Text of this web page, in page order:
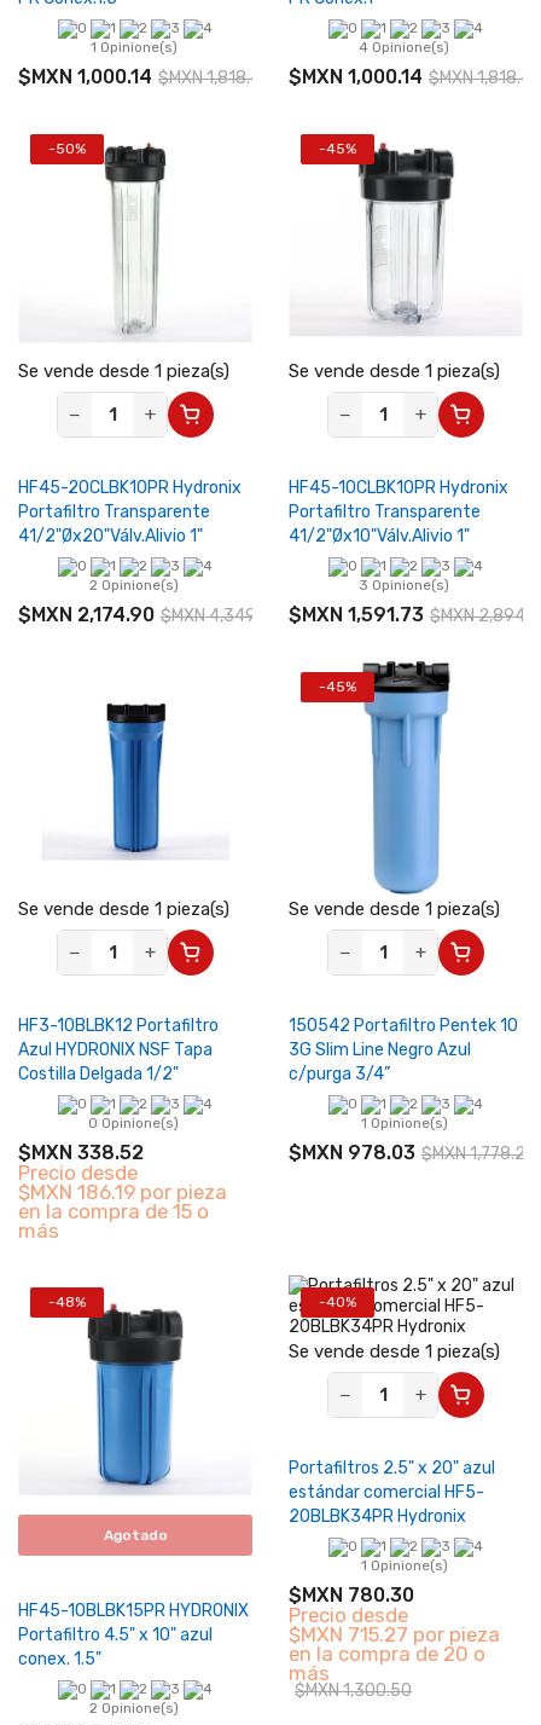
1 Opinione(s)
$MXN 1,000.14 $MXN 1,818.44
4 Opinione(s)
$MXN 1,000.14 $MXN 1,818.44
-50%
Se vende desde 1 pieza(s)
−
+
HF45-20CLBK10PR Hydronix
Portafiltro Transparente
41/2"Øx20"Válv.Alivio 1"
2 Opinione(s)
$MXN 2,174.90 $MXN 4,349.80
-45%
Se vende desde 1 pieza(s)
−
+
HF45-10CLBK10PR Hydronix
Portafiltro Transparente
41/2"Øx10"Válv.Alivio 1"
3 Opinione(s)
$MXN 1,591.73 $MXN
Se vende desde 1 pieza(s)
−
+
HF3-10BLBK12 Portafiltro
Azul HYDRONIX NSF Tapa
Costilla Delgada 1/2"
0 Opinione(s)
$MXN 338.52
Precio desde
$MXN 186.19 por pieza
en la compra de 15 o
más
-45%
Se vende desde 1 pieza(s)
−
+
150542 Portafiltro Pentek 10
3G Slim Line Negro Azul
c/purga 3/4”
1 Opinione(s)
$MXN 978.03 $MXN 1,778.23
-48%
Agotado
HF45-10BLBK15PR HYDRONIX
Portafiltro 4.5" x 10" azul
conex. 1.5"
2 Opinione(s)
-40%
Se vende desde 1 pieza(s)
−
+
Portafiltros 2.5" x 20" azul
estándar comercial HF5-
20BLBK34PR Hydronix
1 Opinione(s)
$MXN 780.30
Precio desde
$MXN 715.27 por pieza
en la compra de 20 o
más
$MXN 1,300.50